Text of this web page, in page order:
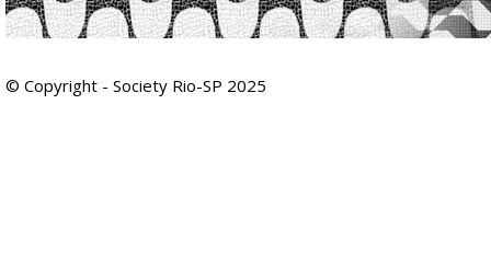
© Copyright - Society Rio-SP 2025